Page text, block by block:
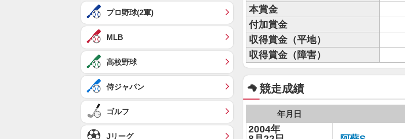
本賞金
付加賞金
収得賞金（平地）
収得賞金（障害）
競走成績
年月日
2004年
プロ野球(2軍)
MLB
高校野球
侍ジャパン
ゴルフ
Jリーグ